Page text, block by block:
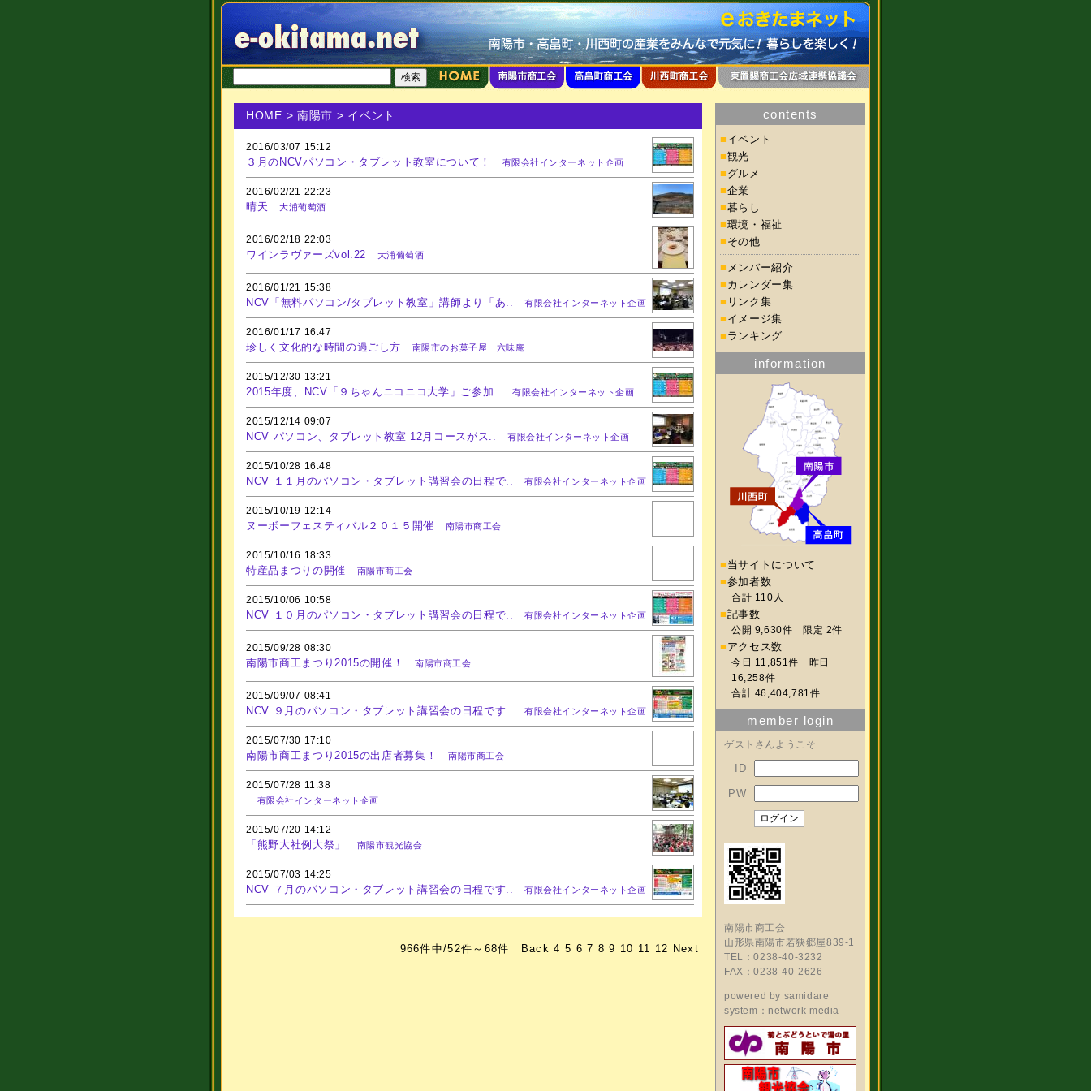
HOME > 南陽市 > イベント
2016/03/07 15:12
３月のNCVパソコン・タブレット教室について！ 有限会社インターネット企画
2016/02/21 22:23
晴天 大浦葡萄酒
2016/02/18 22:03
ワインラヴァーズvol.22 大浦葡萄酒
2016/01/21 15:38
NCV「無料パソコン/タブレット教室」講師より「あ.. 有限会社インターネット企画
2016/01/17 16:47
珍しく文化的な時間の過ごし方 南陽市のお菓子屋 六味庵
2015/12/30 13:21
2015年度、NCV「９ちゃんニコニコ大学」ご参加.. 有限会社インターネット企画
2015/12/14 09:07
NCV パソコン、タブレット教室 12月コースがス.. 有限会社インターネット企画
2015/10/28 16:48
NCV １１月のパソコン・タブレット講習会の日程で.. 有限会社インターネット企画
2015/10/19 12:14
ヌーボーフェスティバル２０１５開催 南陽市商工会
2015/10/16 18:33
特産品まつりの開催 南陽市商工会
2015/10/06 10:58
NCV １０月のパソコン・タブレット講習会の日程で.. 有限会社インターネット企画
2015/09/28 08:30
南陽市商工まつり2015の開催！ 南陽市商工会
2015/09/07 08:41
NCV ９月のパソコン・タブレット講習会の日程です.. 有限会社インターネット企画
2015/07/30 17:10
南陽市商工まつり2015の出店者募集！ 南陽市商工会
2015/07/28 11:38
有限会社インターネット企画
2015/07/20 14:12
「熊野大社例大祭」 南陽市観光協会
2015/07/03 14:25
NCV ７月のパソコン・タブレット講習会の日程です.. 有限会社インターネット企画
966件中/52件～68件 Back 4 5 6 7 8 9 10 11 12 Next
contents
■ イベント
■観光
■ グルメ
■企業
■暮らし
■環境・福祉
■ その他
■ メンバー紹介
■ カレンダー集
■ リンク集
■ イメージ集
■ ランキング
information
■ 当サイトについて
■参加者数
合計 110人
■記事数
公開 9,630件 限定 2件
■ アクセス数
今日 11,851件 昨日
16,258件
合計 46,404,781件
member login
ゲストさんようこそ
ID
PW
南陽市商工会
山形県南陽市若狭郷屋839-1
TEL：0238-40-3232
FAX：0238-40-2626
powered by samidare
system：network media